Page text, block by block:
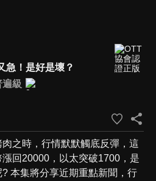
急！是好是壞？
遍級
之時，行情默默觸底反彈，這
回20000，以太突破1700，是
本集將分享近期重點新聞，行